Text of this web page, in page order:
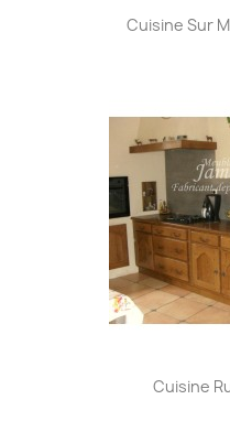
Cuisine Sur
Cuisine